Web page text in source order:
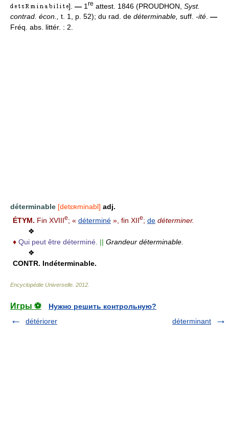
]. — 1 re attest. 1846 (PROUDHON, Syst.
contrad. écon., t. 1, p. 52); du rad. de déterminable, suff. -ité. —
Fréq. abs. littér. : 2.
déterminable [detɛʀminabl] adj.
ÉTYM. Fin XVIIIe; « déterminé », fin XIIe; de déterminer.
❖
♦ Qui peut être déterminé. || Grandeur déterminable.
❖
CONTR. Indéterminable.
Encyclopédie Universelle 2012
Игры ⚽
Нужно решить контрольную?
détériorer
déterminant